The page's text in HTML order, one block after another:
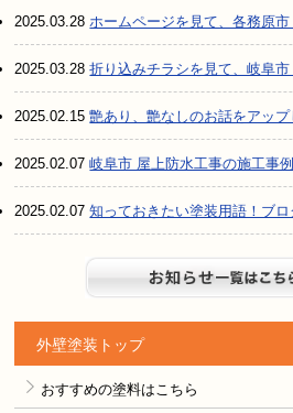
2025.03.28ホームページを見て、各務原
2025.03.28折り込みチラシを見て、岐阜
2025.02.15艶あり、艶なしのお話をアップ
2025.02.07岐阜市 屋上防水工事の施工事
2025.02.07知っておきたい塗装用語！ブロ
外壁塗装トップ
おすすめの塗料はこちら